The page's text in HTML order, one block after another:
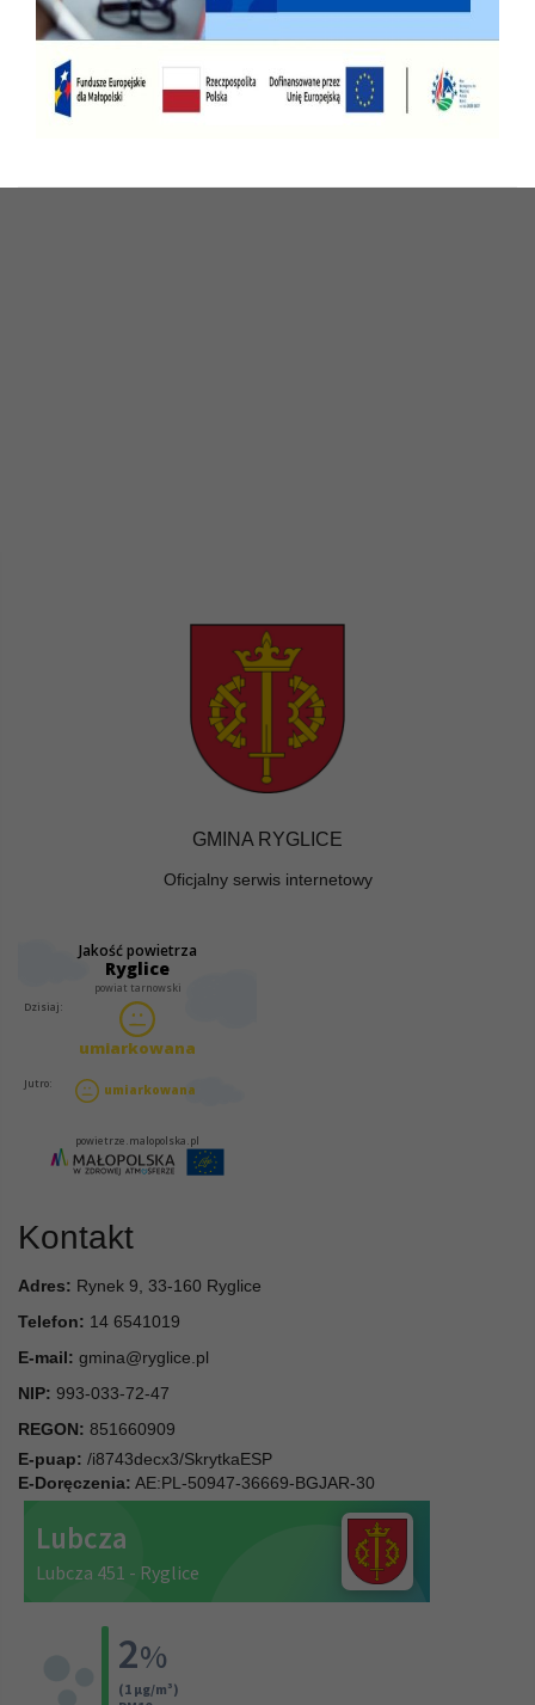
GMINA RYGLICE
Oficjalny serwis internetowy
Kontakt
Adres: Rynek 9, 33-160 Ryglice
Telefon: 14 6541019
E-mail: gmina@ryglice.pl
NIP: 993-033-72-47
REGON: 851660909
E-puap: /i8743decx3/SkrytkaESP
E-Doręczenia: AE:PL-50947-36669-BGJAR-30